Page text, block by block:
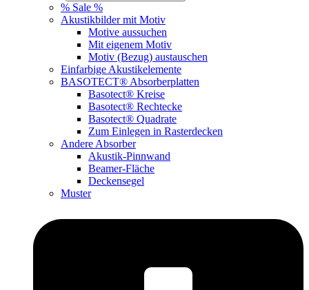
% Sale %
Akustikbilder mit Motiv
Motive aussuchen
Mit eigenem Motiv
Motiv (Bezug) austauschen
Einfarbige Akustikelemente
BASOTECT® Absorberplatten
Basotect® Kreise
Basotect® Rechtecke
Basotect® Quadrate
Zum Einlegen in Rasterdecken
Andere Absorber
Akustik-Pinnwand
Beamer-Fläche
Deckensegel
Muster